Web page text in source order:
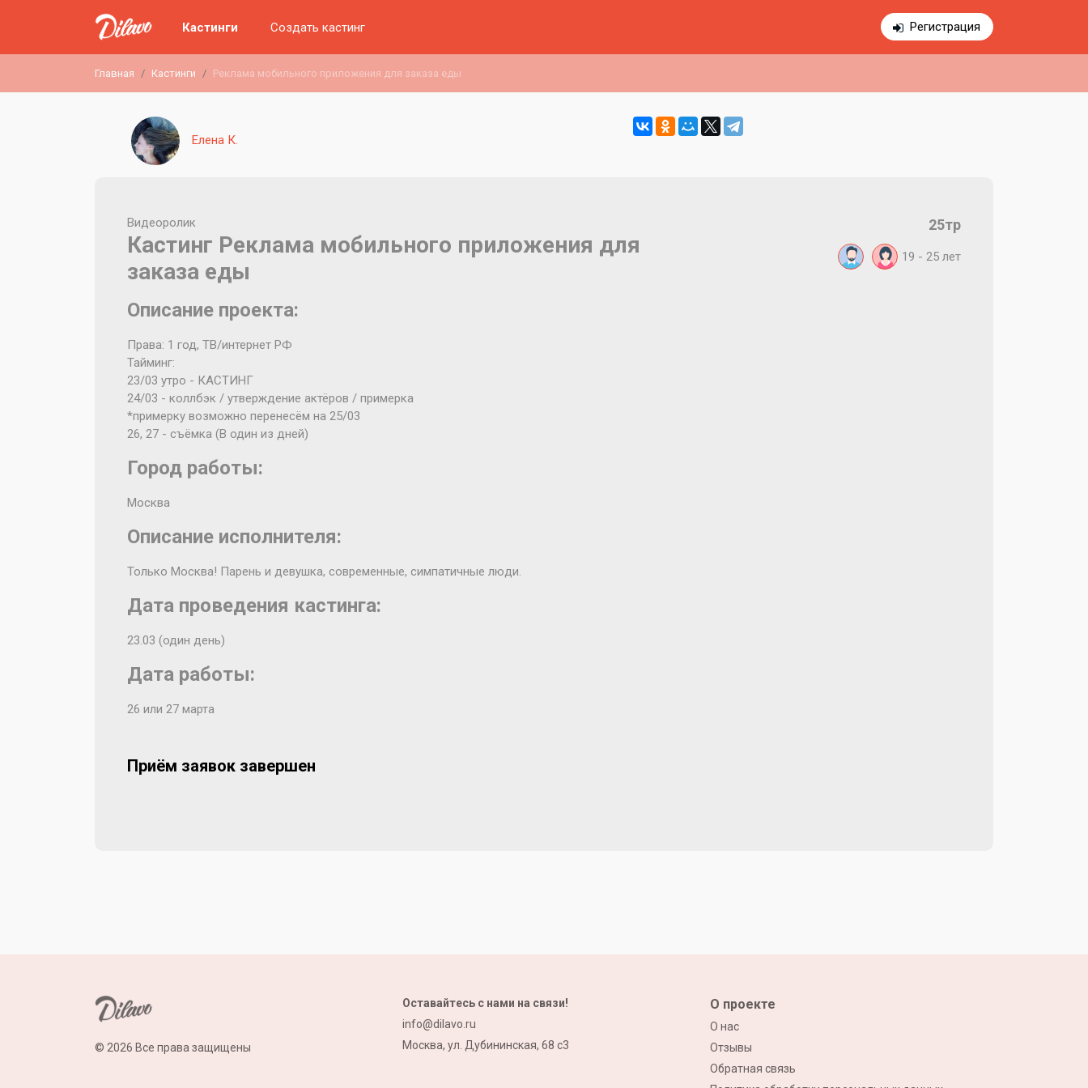
Регистрация
Кастинги Создать кастинг
Главная Кастинги Реклама мобильного приложения для заказа еды
Елена К.
Видеоролик
Кастинг Реклама мобильного приложения для
заказа еды
25тр
19 - 25лет
Описание проекта:
Права: 1 год, ТВ/интернет РФ
Тайминг:
‪23/03 утро - КАСТИНГ
24/03 - коллбэк / утверждение актёров / примерка
*примерку возможно перенесём ‪на 25/03‬
26, 27 - съёмка (В один из дней)
Город работы:
Москва
Описание исполнителя:
Только Москва! Парень и девушка, современные, симпатичные люди.
Дата проведения кастинга:
23.03 (один день)
Дата работы:
26 или 27 марта
Приём заявок завершен
© 2026 Все права защищены
О проекте
О нас
Отзывы
Обратная связь
Оставайтесь с нами на связи!
info@dilavo.ru
Москва, ул. Дубининская, 68 с3